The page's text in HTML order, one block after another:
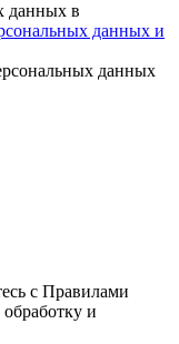
данных в
данных и
данных
с Правилами
и